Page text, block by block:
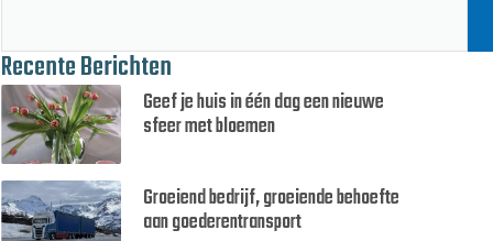
Recente Berichten
Geef je huis in één dag een nieuwe
sfeer met bloemen
Groeiend bedrijf, groeiende behoefte
aan goederentransport